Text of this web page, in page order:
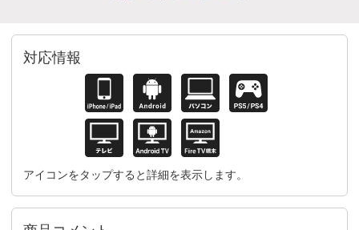
対応情報
アイコンをタップすると詳細を表示します。